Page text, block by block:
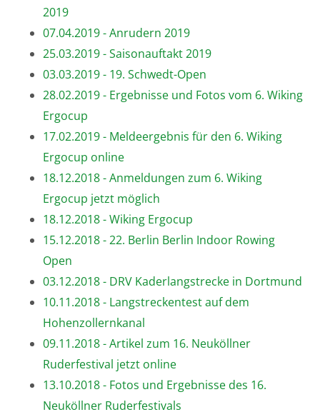
2019
07.04.2019 - Anrudern 2019
25.03.2019 - Saisonauftakt 2019
03.03.2019 - 19. Schwedt-Open
28.02.2019 - Ergebnisse und Fotos vom 6. Wiking
Ergocup
17.02.2019 - Meldeergebnis für den 6. Wiking
Ergocup online
18.12.2018 - Anmeldungen zum 6. Wiking
Ergocup jetzt möglich
18.12.2018 - Wiking Ergocup
15.12.2018 - 22. Berlin Berlin Indoor Rowing
Open
03.12.2018 - DRV Kaderlangstrecke in Dortmund
10.11.2018 - Langstreckentest auf dem
Hohenzollernkanal
09.11.2018 - Artikel zum 16. Neuköllner
Ruderfestival jetzt online
13.10.2018 - Fotos und Ergebnisse des 16.
Neuköllner Ruderfestivals